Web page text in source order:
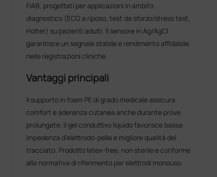
FIAB, progettati per applicazioni in ambito
diagnostico (ECG a riposo, test da sforzo/stress test,
Holter) su pazienti adulti. Il sensore in Ag/AgCl
garantisce un segnale stabile e rendimento affidabile
nelle registrazioni cliniche.
Vantaggi principali
Il supporto in foam PE di grado medicale assicura
comfort e aderenza cutanea anche durante prove
prolungate; il gel conduttivo liquido favorisce bassa
impedenza d’elettrodo-pelle e migliore qualità del
tracciato. Prodotto latex-free, non sterile e conforme
alla normativa di riferimento per elettrodi monouso.